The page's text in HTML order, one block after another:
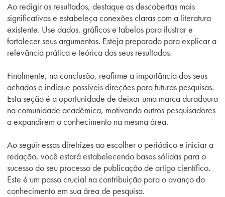
Ao redigir os resultados, destaque as descobertas mais
significativas e estabeleça conexões claras com a literatura
existente. Use dados, gráficos e tabelas para ilustrar e
fortalecer seus argumentos. Esteja preparado para explicar a
relevância prática e teórica dos seus resultados.
Finalmente, na conclusão, reafirme a importância dos seus
achados e indique possíveis direções para futuras pesquisas.
Esta seção é a oportunidade de deixar uma marca duradoura
na comunidade acadêmica, motivando outros pesquisadores
a expandirem o conhecimento na mesma área.
Ao seguir essas diretrizes ao escolher o periódico e iniciar a
redação, você estará estabelecendo bases sólidas para o
sucesso do seu processo de publicação de artigo científico.
Este é um passo crucial na contribuição para o avanço do
conhecimento em sua área de pesquisa.